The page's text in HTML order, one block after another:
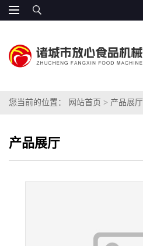
您当前的位置： 网站首页 > 产品展厅
产品展厅